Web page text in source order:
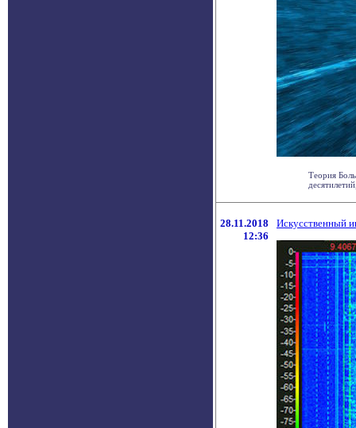
Теория
28.11.2018
12:36
Искусственный